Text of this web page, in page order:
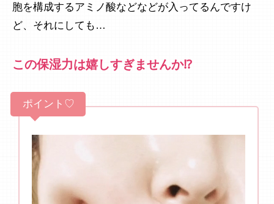
胞を構成するアミノ酸などなどが入ってるんですけ
ど、それにしても…
この保湿力は嬉しすぎませんか⁉